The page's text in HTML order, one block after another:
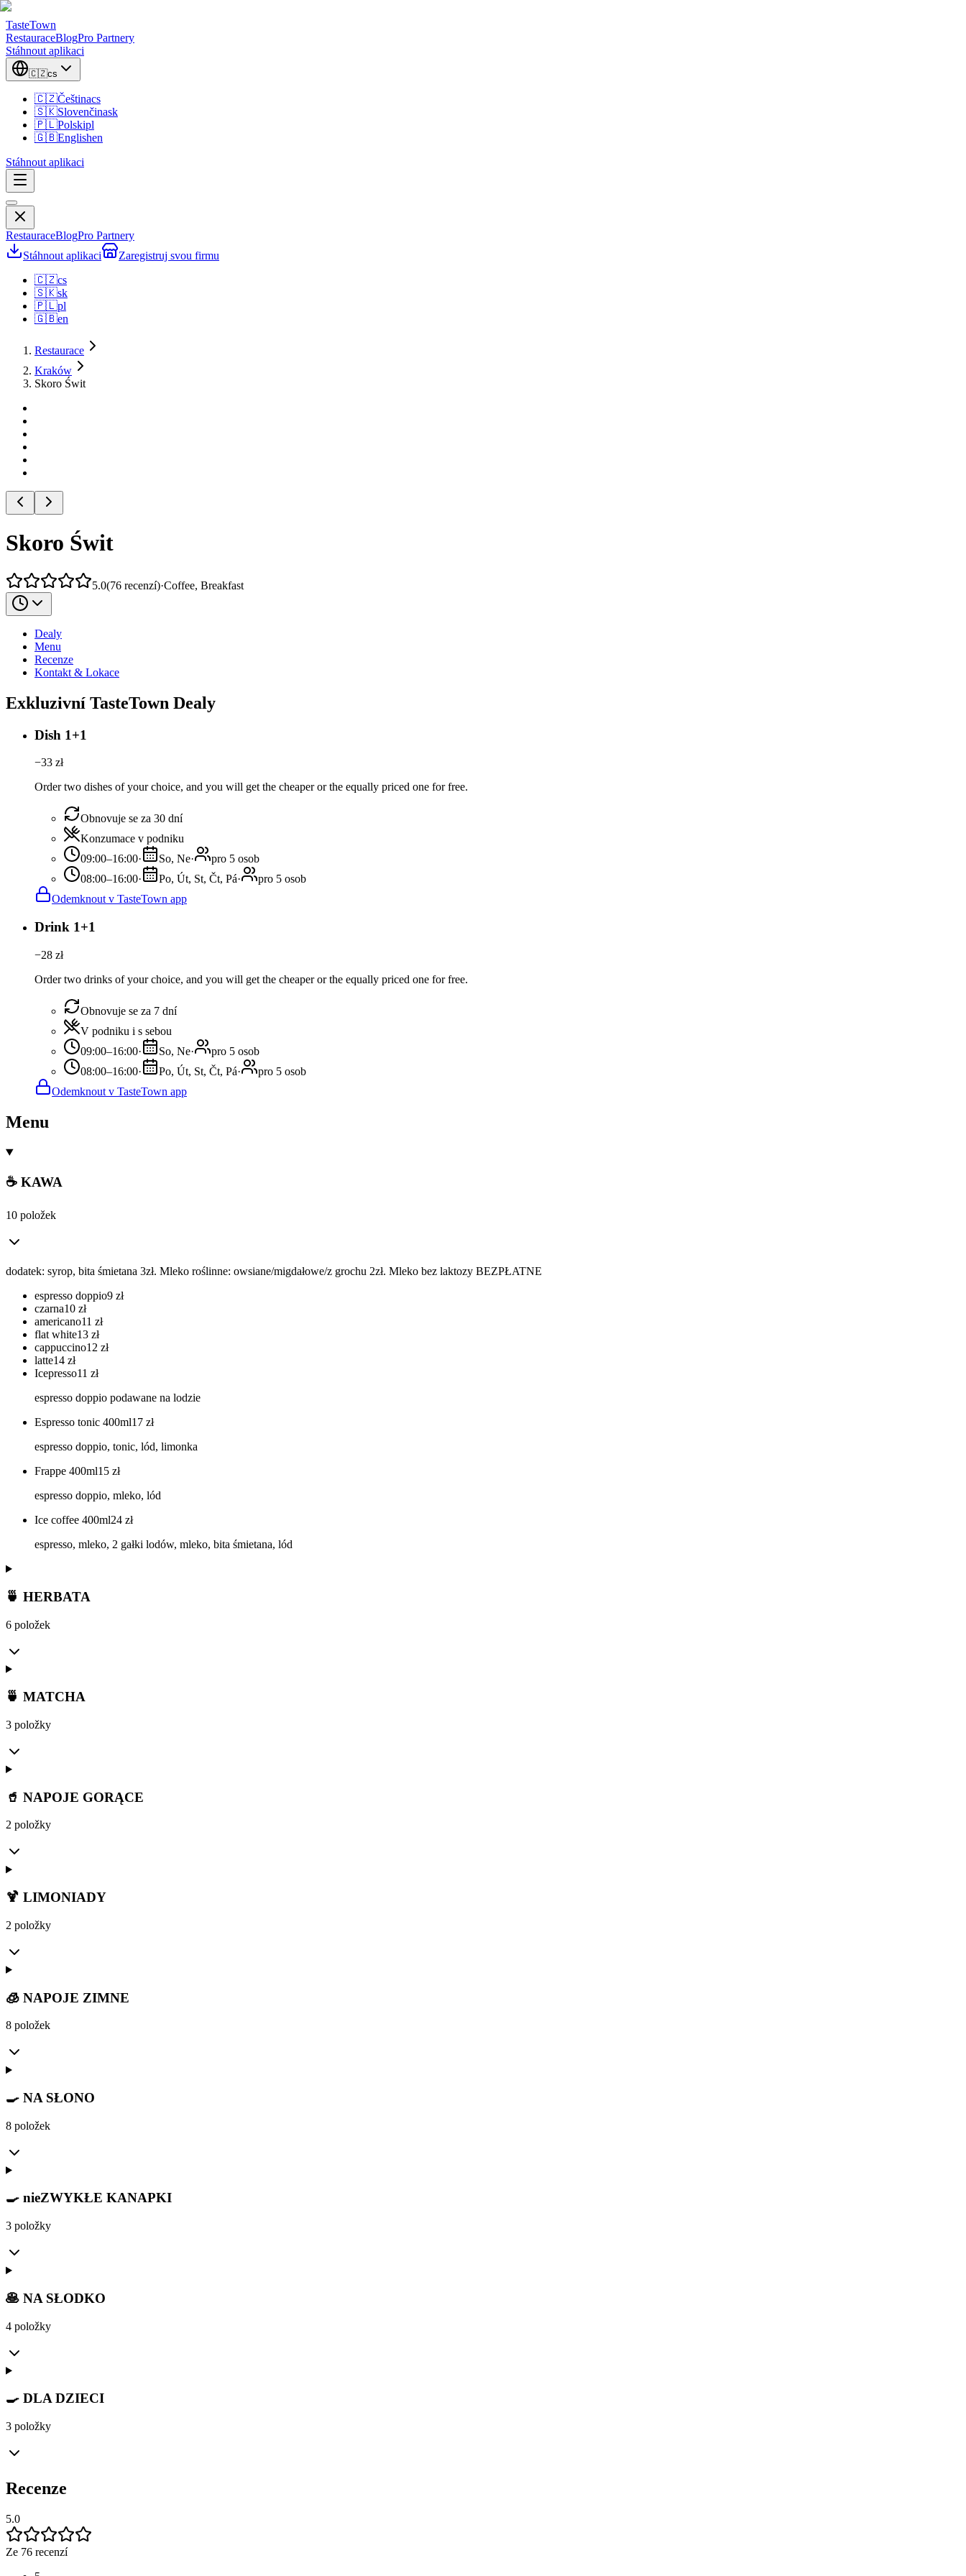
TasteTown
RestauraceBlogPro Partnery
Stáhnout aplikaci
🇨🇿cs
🇨🇿Češtinacs
🇸🇰Slovenčinask
🇵🇱Polskipl
🇬🇧Englishen
Stáhnout aplikaci
RestauraceBlogPro Partnery
Stáhnout aplikaci
Zaregistruj svou firmu
🇨🇿cs
🇸🇰sk
🇵🇱pl
🇬🇧en
Restaurace
Kraków
Skoro Świt
Skoro Świt
5.0(76 recenzí)·Coffee, Breakfast
Dealy
Menu
Recenze
Kontakt & Lokace
Exkluzivní TasteTown Dealy
Dish 1+1
−33 zł
Order two dishes of your choice, and you will get the cheaper or the equally priced one for free.
Obnovuje se za 30 dní
Konzumace v podniku
09:00–16:00· So, Ne·
pro 5 osob
08:00–16:00· Po, Út, St, Čt, Pá·
pro 5 osob
Odemknout v TasteTown app
Drink 1+1
−28 zł
Order two drinks of your choice, and you will get the cheaper or the equally priced one for free.
Obnovuje se za 7 dní
V podniku i s sebou
09:00–16:00· So, Ne·
pro 5 osob
08:00–16:00· Po, Út, St, Čt, Pá·
pro 5 osob
Odemknout v TasteTown app
Menu
☕ KAWA
10 položek
dodatek: syrop, bita śmietana 3zł. Mleko roślinne: owsiane/migdałowe/z grochu 2zł. Mleko bez laktozy BEZPŁATNE
espresso doppio9 zł
czarna10 zł
americano11 zł
flat white13 zł
cappuccino12 zł
latte14 zł
Icepresso11 zł
espresso doppio podawane na lodzie
Espresso tonic 400ml17 zł
espresso doppio, tonic, lód, limonka
Frappe 400ml15 zł
espresso doppio, mleko, lód
Ice coffee 400ml24 zł
espresso, mleko, 2 gałki lodów, mleko, bita śmietana, lód
🍵 HERBATA
6 položek
🍵 MATCHA
3 položky
🥤 NAPOJE GORĄCE
2 položky
🍹 LIMONIADY
2 položky
🧊 NAPOJE ZIMNE
8 položek
🍳 NA SŁONO
8 položek
🍳 nieZWYKŁE KANAPKI
3 položky
🥞 NA SŁODKO
4 položky
🍳 DLA DZIECI
3 položky
Recenze
5.0
Ze 76 recenzí